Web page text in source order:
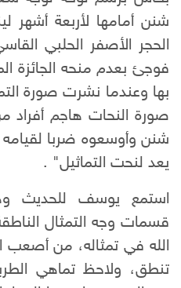
شنن أمامها لأربعة أشهر
الحجر الأصفر الحلبي
فوجئ بعدم منحه الجائزة
بها وعندما نشرت صورة
صورة النحات هاجم
شنن وأوسعوه ضربا لقيامه
يعد لنحت التماثيل" .
استمع يوسف للحديث
قسمات وجه التمثال
الله في تمثاله، من أصعب
تنطق، ولاحظ تماهي